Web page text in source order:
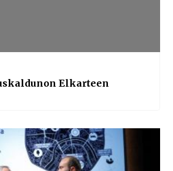
Elkarteen